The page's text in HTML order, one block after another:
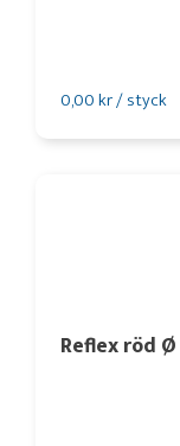
0,00 kr / styck
Reflex röd